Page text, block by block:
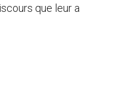
que leur a